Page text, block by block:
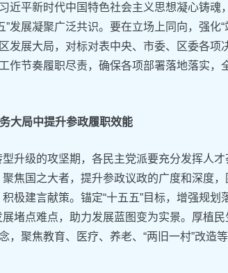
近平新时代中国特色社会主义思想凝心铸魂
发展凝聚广泛共识。要在立场上同向，强化“
发展大局，对标对表中央、市委、区委各项
作节奏履职尽责，确保各项部署落地落实，
大局中提升参政履职效能
升级的攻坚期，各民主党派要充分发挥人才
焦国之大者，提升参政议政的广度和深度，
极建言献策。锚定“十五五”目标，增强规划
堵点难点，助力发展蓝图变为实景。厚植
，聚焦教育、医疗、养老、“两旧一村”改造